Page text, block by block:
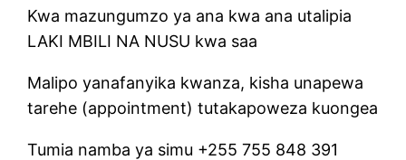
Kwa mazungumzo ya ana kwa ana utalipia
LAKI MBILI NA NUSU kwa saa
Malipo yanafanyika kwanza, kisha unapewa
tarehe (appointment) tutakapoweza kuongea
Tumia namba ya simu +255 755 848 391